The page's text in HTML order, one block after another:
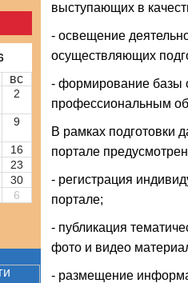
вс
2
9
16
23
30
6
выступающих в
- освещение
осуществляющих
- формирование базы
профессиональным
В рамках подготовки
портале
- регистрация
портале;
- публикация
фото и видео
- размещение